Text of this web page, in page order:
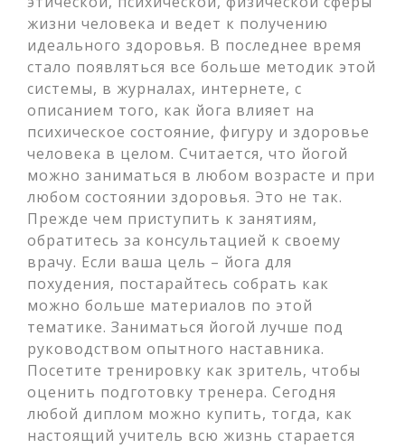
жизни человека и ведет к получению
идеального здоровья. В последнее время
стало появляться все больше методик этой
системы, в журналах, интернете, с
описанием того, как йога влияет на
психическое состояние, фигуру и здоровье
человека в целом. Считается, что йогой
можно заниматься в любом возрасте и при
любом состоянии здоровья. Это не так.
Прежде чем приступить к занятиям,
обратитесь за консультацией к своему
врачу. Если ваша цель – йога для
похудения, постарайтесь собрать как
можно больше материалов по этой
тематике. Заниматься йогой лучше под
руководством опытного наставника.
Посетите тренировку как зритель, чтобы
оценить подготовку тренера. Сегодня
любой диплом можно купить, тогда, как
настоящий учитель всю жизнь старается